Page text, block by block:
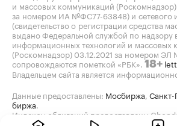
и массовых коммуникаций (Роскомнадзор)
за номером ИА №ФС77-63848) и сетевого
(свидетельство о регистрации средства
выдано Федеральной службой по надзору
информационных технологий и массовых
(Роскомнадзор) 03.12.2021 за номером
сопровождаются пометкой «РБК». 18+
Владельцем сайта является
Данные предоставлены: Мосбиржа Санкт-
биржа
Индексы облигаций предоставлены